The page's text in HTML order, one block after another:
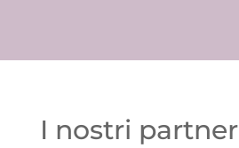
I nostri partner